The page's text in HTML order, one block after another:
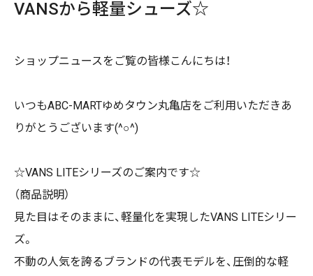
VANSから軽量シューズ☆
ショップニュースをご覧の皆様こんにちは！
いつもABC-MARTゆめタウン丸亀店をご利用いただきあ
りがとうございます(^○^)
☆VANS LITEシリーズのご案内です☆
（商品説明）
見た目はそのままに、軽量化を実現したVANS LITEシリー
ズ。
不動の人気を誇るブランドの代表モデルを、圧倒的な軽